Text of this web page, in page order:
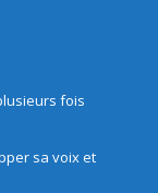
fois
sa voix et